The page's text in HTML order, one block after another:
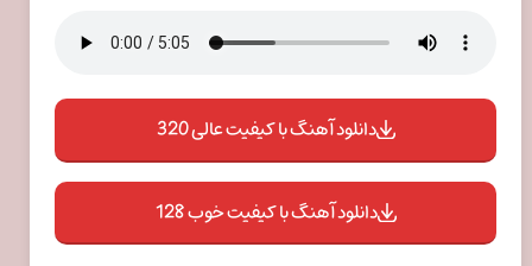
دانلود آهنگ با کیفیت عالی 320
دانلود آهنگ با کیفیت خوب 128